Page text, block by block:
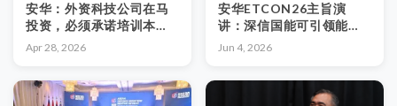
安华：外资科技公司在马
投资，必须承诺培训本地
人才
Apr 28, 2026
安华ETCON26主旨演
讲：深信国能可引领能源
转型，柔佛砂拉越已成全
Jun 4, 2026